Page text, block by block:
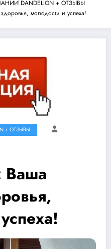
DANDELION + ОТЗЫВЫ
молодости и успеха!
+ ОТЗЫВЫ
Ваша